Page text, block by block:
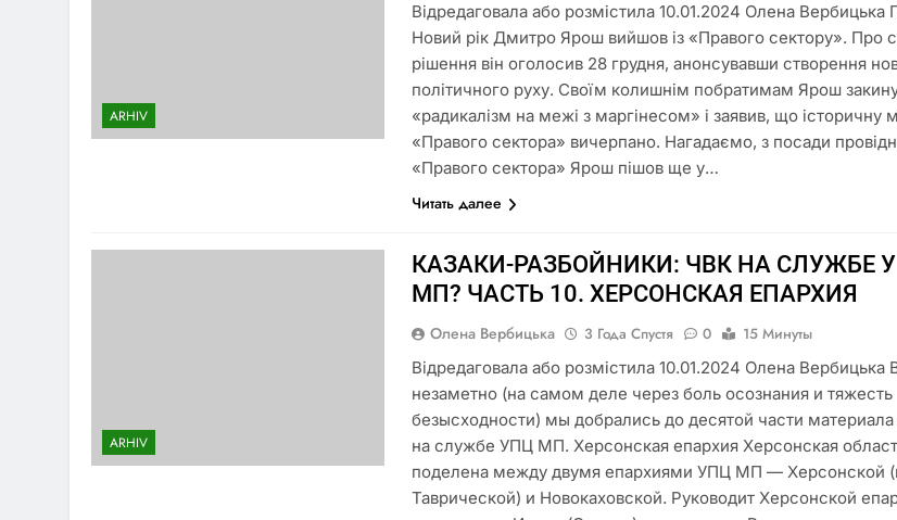
ARHIV
Відредаговала або розмістила 10.01.2024 Олена Вербицька
Новий рік Дмитро Ярош вийшов із «Правого сектору». Про
рішення він оголосив 28 грудня, анонсувавши створення
політичного руху. Своїм колишнім побратимам Ярош
«радикалізм на межі з маргінесом» і заявив, що історичну
«Правого сектора» вичерпано. Нагадаємо, з посади
«Правого сектора» Ярош пішов ще у…
Читать далее
ARHIV
КАЗАКИ-РАЗБОЙНИКИ: ЧВК НА СЛУЖБЕ
МП? ЧАСТЬ 10. ХЕРСОНСКАЯ ЕПАРХИЯ
Олена Вербицька 3 Года Спустя 0
15 Минуты
Відредаговала або розмістила 10.01.2024 Олена Вербицька
незаметно (на самом деле через боль осознания и тяжесть
безысходности) мы добрались до десятой части
на службе УПЦ МП. Херсонская епархия Херсонская
поделена между двумя епархиями УПЦ МП — Херсонской
Таврической) и Новокаховской. Руководит Херсонской